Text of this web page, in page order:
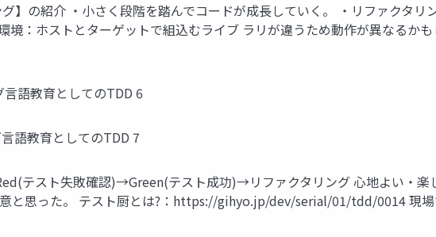
】の紹介 ・小さく段階を踏んでコードが成長していく。 ・リファクタリ
：ホストとターゲットで組込むライブ ラリが違うため動作が異なるかも
語教育としてのTDD 6
語教育としてのTDD 7
テスト失敗確認)→Green(テスト成功)→リファクタリング 心地よい・楽
と思った。 テスト厨とは?：https://gihyo.jp/dev/serial/01/tdd/0014 現